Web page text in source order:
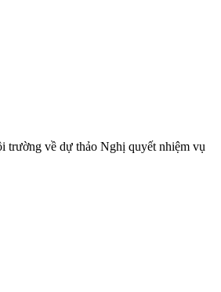
trường về dự thảo Nghị quyết nhiệm vụ